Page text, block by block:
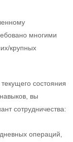
многими
крупных
состояния
вы
сотрудничества:
операций,